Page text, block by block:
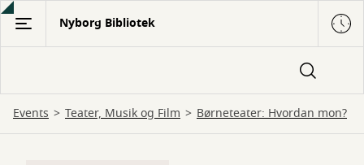
Gå
hovedindhold
Nyborg Bibliotek
Events Teater, Musik og Film Børneteater: Hvordan mon?